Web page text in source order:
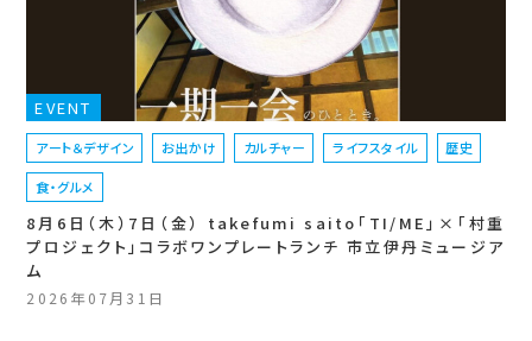
EVENT
アート＆デザイン お出かけ カルチャー ライフスタイル 歴史
食・グルメ
8月6日（木）7日（金） takefumi saito「TI/ME」×「村重
プロジェクト」コラボワンプレートランチ 市立伊丹ミュージア
ム
2026年07月31日